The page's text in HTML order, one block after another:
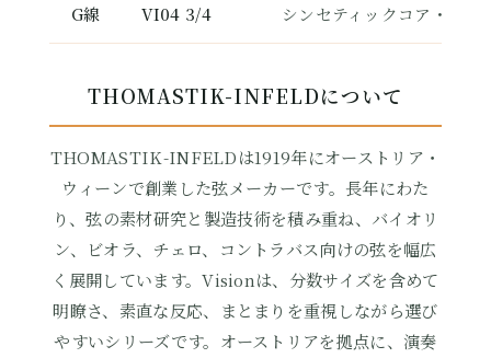
G線 VI04 3/4 シンセティックコア・シル
THOMASTIK-INFELDについて
THOMASTIK-INFELDは1919年にオーストリア・
ウィーンで創業した弦メーカーです。長年にわた
り、弦の素材研究と製造技術を積み重ね、バイオリ
ン、ビオラ、チェロ、コントラバス向けの弦を幅広
く展開しています。Visionは、分数サイズを含めて
明瞭さ、素直な反応、まとまりを重視しながら選び
やすいシリーズです。オーストリアを拠点に、演奏